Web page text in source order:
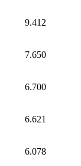
9.412
7.650
6.700
6.621
6.078